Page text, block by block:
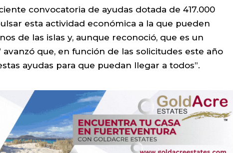
convocatoria de ayudas dotada de 417.000
esta actividad económica a la que pueden
de las islas y, aunque reconoció, que es un
avanzó que, en función de las solicitudes este año
ayudas para que puedan llegar a todos”.